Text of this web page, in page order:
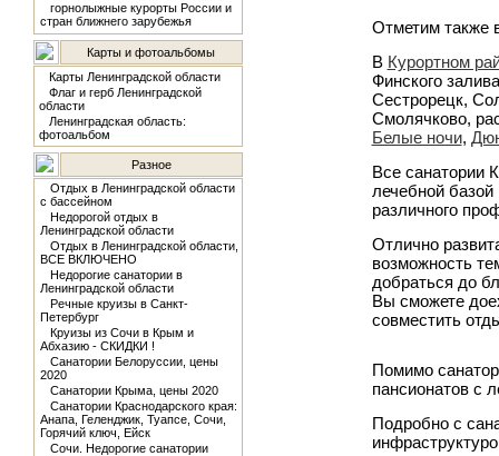
горнолыжные курорты России и
стран ближнего зарубежья
Карты и фотоальбомы
Карты Ленинградской области
Флаг и герб Ленинградской
области
Ленинградская область:
фотоальбом
Разное
Отдых в Ленинградской области
с бассейном
Недорогой отдых в
Ленинградской области
Отдых в Ленинградской области,
ВСЕ ВКЛЮЧЕНО
Недорогие санатории в
Ленинградской области
Речные круизы в Санкт-
Петербург
Круизы из Сочи в Крым и
Абхазию - СКИДКИ !
Санатории Белоруссии, цены
2020
Санатории Крыма, цены 2020
Санатории Краснодарского края:
Анапа, Геленджик, Туапсе, Сочи,
Горячий ключ, Ейск
Сочи. Недорогие санатории
Отметим также
В Курортном
Финского
Сестрорецк,
Смолячково,
Белые ночи,
Все санатории
лечебной
различного
Отлично
возможность
добраться до
Вы сможете
совместить
Помимо
пансионатов с
Подробно с